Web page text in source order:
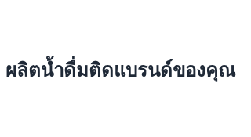
ผลิตน้ำดื่มติดแบรนด์ของคุณ